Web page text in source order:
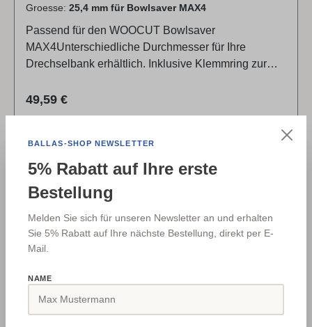
Groesse: 25,4 mm für Bowlsaver MAX4
Passend für den WOOCUT Bowlsaver
MAX4Unterschiedliche Durchmesser für Ihre
Drechselbank erhältlich. Inklusive Klemmring zur
unterstützen wir Sie bei der richtigen Auswahl.
Marke / Hersteller / Produktverantwortlicher:Woodcut
ZealandNeuseeland
Regulärer Preis:
49,59 €
Details
497333-02
BALLAS-SHOP NEWSLETTER
5% Rabatt auf Ihre erste
Bestellung
Melden Sie sich für unseren Newsletter an und erhalten
Sie 5% Rabatt auf Ihre nächste Bestellung, direkt per E-
Mail.
NAME